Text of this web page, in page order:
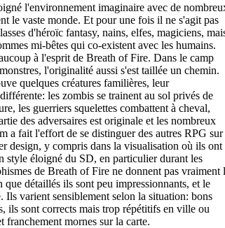
l'environnement imaginaire avec de
le vaste monde. Et pour une fois il ne s'agit pas
d'héroïc fantasy, nains, elfes, magiciens,
mi-bêtes qui co-existent avec les humains.
à l'esprit de Breath of Fire. Dans le camp
l'originalité aussi s'est taillée un chemin.
quelques créatures familières, leur
les zombis se trainent au sol privés de
les guerriers squelettes combattent à cheval,
des adversaires est originale et les nombreux
a fait l'effort de se distinguer des autres RPG sur
design, y compris dans la visualisation où ils ont
style éloigné du SD, en particulier durant les
de Breath of Fire ne donnent pas vraiment
que détaillés ils sont peu impressionnants, et le
Ils varient sensiblement selon la situation: bons
ils sont corrects mais trop répétitifs en ville ou
franchement mornes sur la carte.